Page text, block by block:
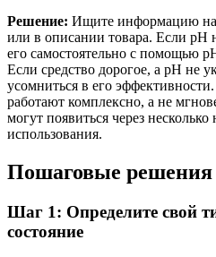
Решение: Ищите информацию на
или в описании товара. Если pH
его самостоятельно с помощью
Если средство дорогое, а pH не
усомниться в его
работают комплексно, а не
могут появиться через несколько
использования.
Пошаговые решения
Шаг 1: Определите свой
состояние